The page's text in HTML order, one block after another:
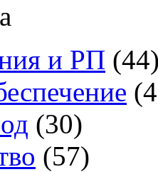
и РП
(30)
(57)